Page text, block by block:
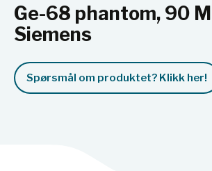
Ge-68 phantom, 90
Siemens
Spørsmål om produktet? Klikk her!